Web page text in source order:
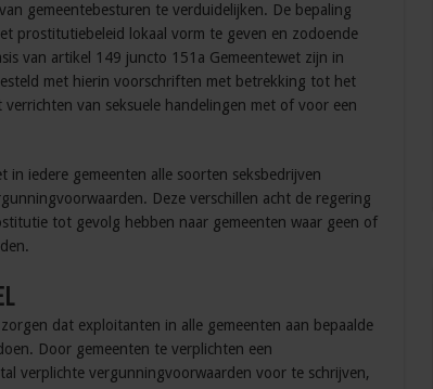
gemeentebesturen te verduidelijken. De bepaling
prostitutiebeleid lokaal vorm te geven en zodoende
van artikel 149 juncto 151a Gemeentewet zijn in
met hierin voorschriften met betrekking tot het
van seksuele handelingen met of voor een
iedere gemeenten alle soorten seksbedrijven
Deze verschillen acht de regering
tot gevolg hebben naar gemeenten waar geen of
dat exploitanten in alle gemeenten aan bepaalde
Door gemeenten te verplichten een
verplichte vergunningvoorwaarden voor te schrijven,